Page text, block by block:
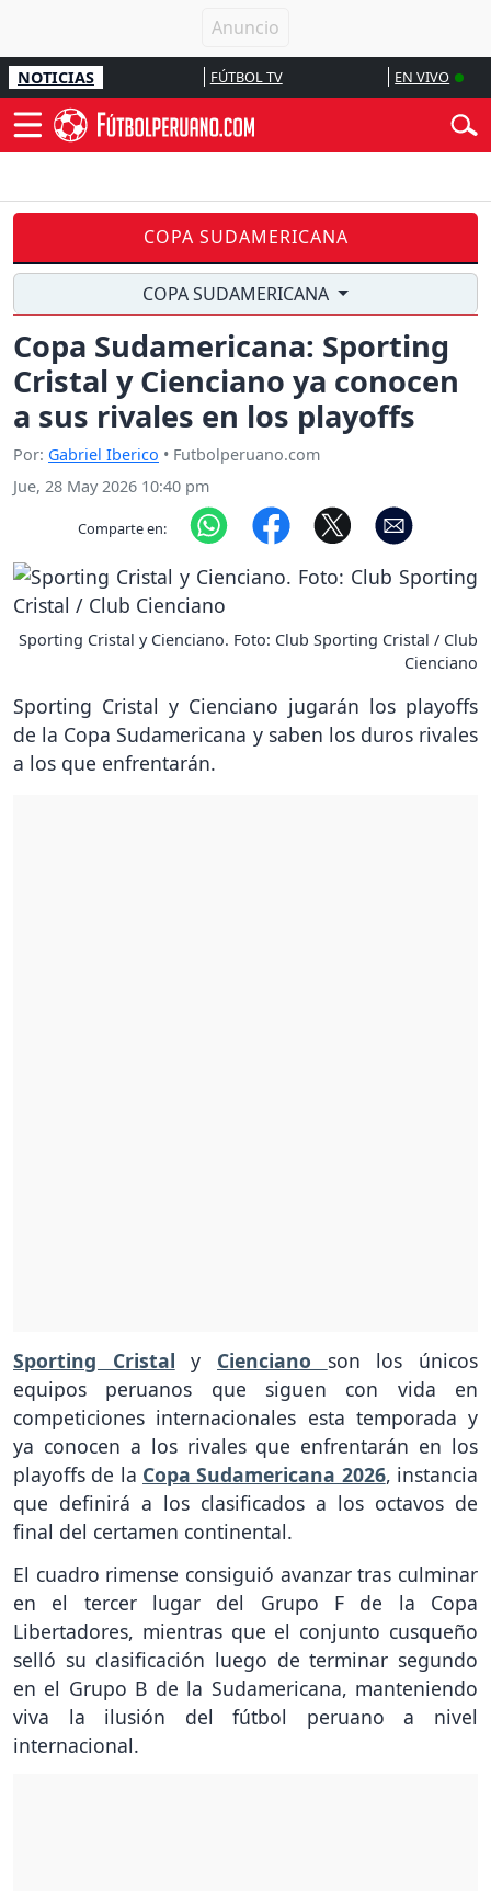
NOTICIAS FÚTBOL TV EN VIVO
COPA SUDAMERICANA
COPA SUDAMERICANA
Copa Sudamericana: Sporting
Cristal y Cienciano ya conocen
a sus rivales en los playoffs
Por: Gabriel Iberico • Futbolperuano.com
Jue, 28 May 2026 10:40 pm
Comparte en:
Sporting Cristal y Cienciano. Foto: Club Sporting Cristal / Club
Cienciano
Sporting Cristal y Cienciano jugarán los playoffs
de la Copa Sudamericana y saben los duros rivales
a los que enfrentarán.
Sporting Cristal y Cienciano son los únicos
equipos peruanos que siguen con vida en
competiciones internacionales esta temporada y
ya conocen a los rivales que enfrentarán en los
playoffs de la Copa Sudamericana 2026, instancia
que definirá a los clasificados a los octavos de
final del certamen continental.
El cuadro rimense consiguió avanzar tras culminar
en el tercer lugar del Grupo F de la Copa
Libertadores, mientras que el conjunto cusqueño
selló su clasificación luego de terminar segundo
en el Grupo B de la Sudamericana, manteniendo
viva la ilusión del fútbol peruano a nivel
internacional.